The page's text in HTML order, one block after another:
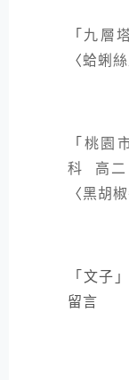
「 九層
〈蛤蜊
「 桃園
科 高二
〈黑胡
「 文子
留言